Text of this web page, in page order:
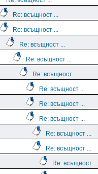
Re: всъщност ...
Re: всъщност ...
Re: всъщност ...
Re: всъщност ...
Re: всъщност ...
Re: всъщност ...
Re: всъщност ...
Re: всъщност ...
Re: всъщност ...
Re: всъщност ...
Re: всъщност ...